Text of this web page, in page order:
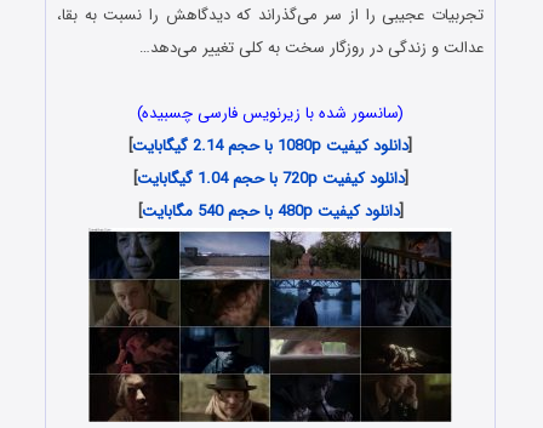
تجربیات عجیبی را از سر می‌گذراند که دیدگاهش را نسبت به بقا،
عدالت و زندگی در روزگار سخت به کلی تغییر می‌دهد…
(سانسور شده با زیرنویس فارسی چسبیده)
[دانلود کیفیت 1080p با حجم 2.14 گیگابایت
]
[دانلود کیفیت 720p با حجم 1.04 گیگابایت
]
[دانلود کیفیت 480p با حجم 540 مگابایت ]